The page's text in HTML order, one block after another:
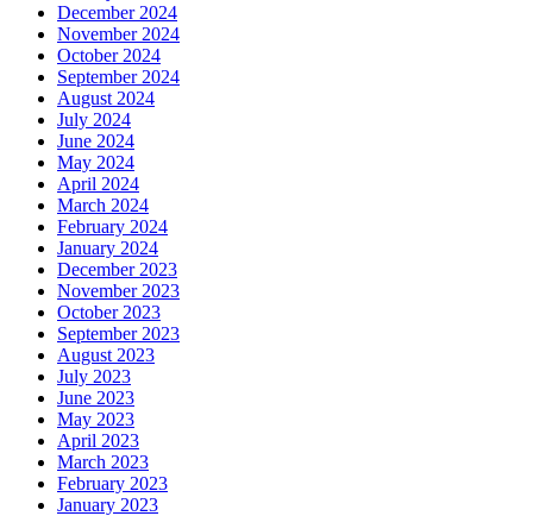
December 2024
November 2024
October 2024
September 2024
August 2024
July 2024
June 2024
May 2024
April 2024
March 2024
February 2024
January 2024
December 2023
November 2023
October 2023
September 2023
August 2023
July 2023
June 2023
May 2023
April 2023
March 2023
February 2023
January 2023